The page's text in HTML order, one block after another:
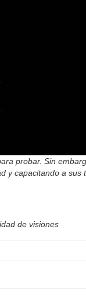
probar. Sin
y capacitando a sus
de visiones